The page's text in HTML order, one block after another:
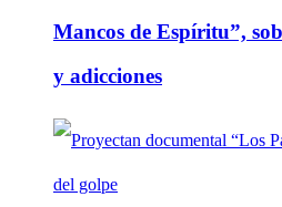
Mancos de Espíritu”,
y adicciones